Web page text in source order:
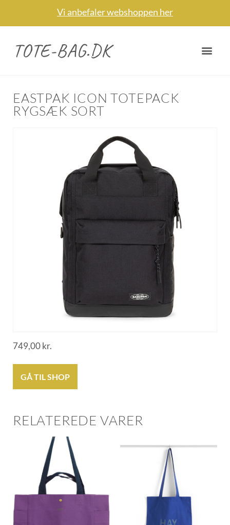
Vi anbefaler webshoppen her
TOTE-BAG.DK
EASTPAK ICON TOTEPACK
RYGSÆK SORT
749,00kr.
GÅ TIL SHOP
RELATEREDE VARER